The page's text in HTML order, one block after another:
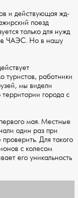
и действующая жд-
поезд
только для нужд
ЧАЭС. Но в нашу
туристов, работники
мы видели
города с
мая. Местные
один раз при
Для такого
с колесом
его уникальность